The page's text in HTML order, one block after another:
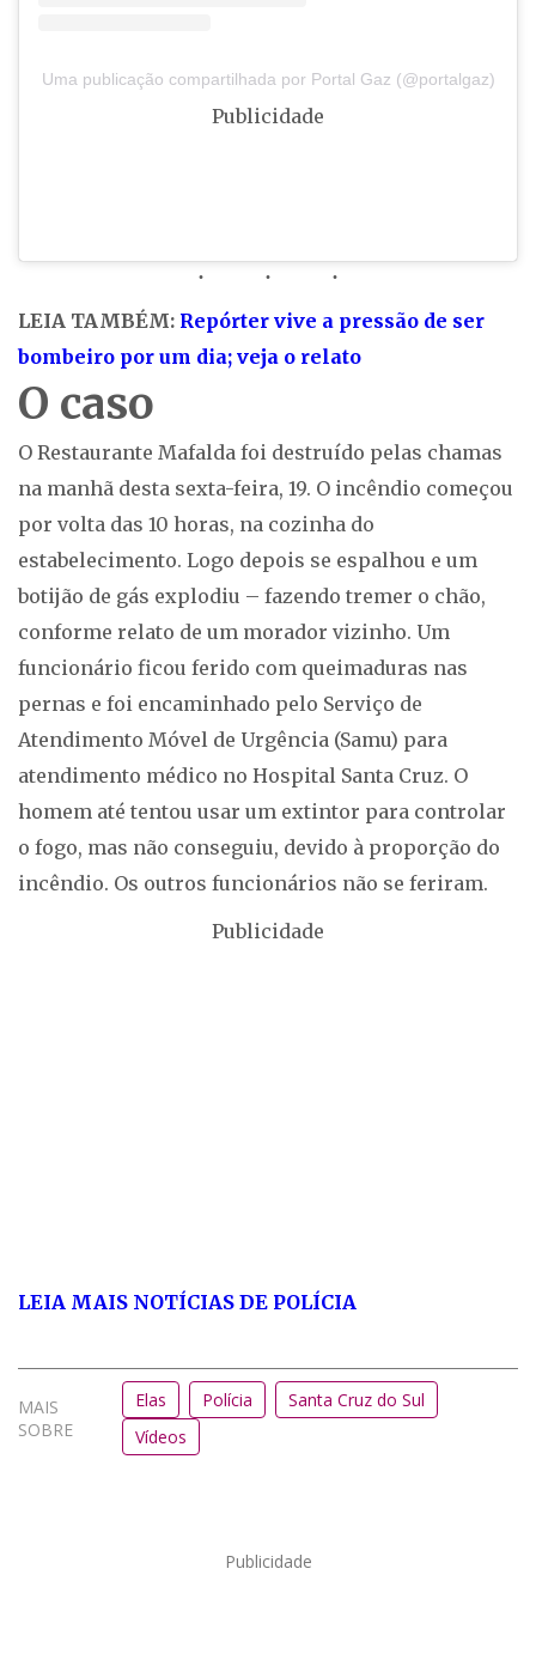
Uma publicação compartilhada por Portal Gaz (@portalgaz)
Publicidade
LEIA TAMBÉM: Repórter vive a pressão de ser
bombeiro por um dia; veja o relato
O caso
O Restaurante Mafalda foi destruído pelas chamas
na manhã desta sexta-feira, 19. O incêndio começou
por volta das 10 horas, na cozinha do
estabelecimento. Logo depois se espalhou e um
botijão de gás explodiu – fazendo tremer o chão,
conforme relato de um morador vizinho. Um
funcionário ficou ferido com queimaduras nas
pernas e foi encaminhado pelo Serviço de
Atendimento Móvel de Urgência (Samu) para
atendimento médico no Hospital Santa Cruz. O
homem até tentou usar um extintor para controlar
o fogo, mas não conseguiu, devido à proporção do
incêndio. Os outros funcionários não se feriram.
Publicidade
LEIA MAIS NOTÍCIAS DE POLÍCIA
MAIS
SOBRE
Elas Polícia
Santa Cruz do Sul
Vídeos
Publicidade